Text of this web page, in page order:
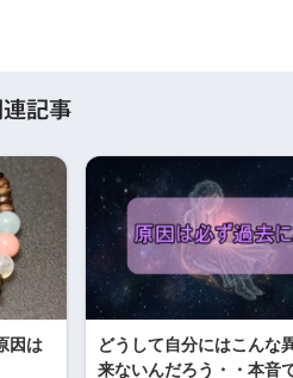
連記事
因は
どうして自分にはこんな
来ないんだろう・・本音